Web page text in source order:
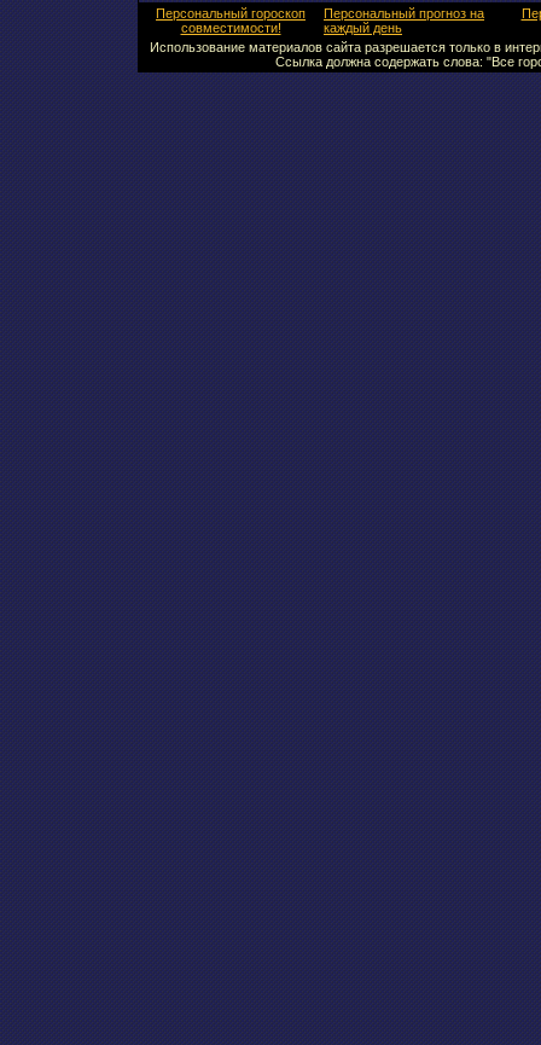
Персональный гороскоп
совместимости!
Персональный прогноз на
каждый день
Использование материалов сайта разрешается только в
Ссылка должна содержать слова: "Все